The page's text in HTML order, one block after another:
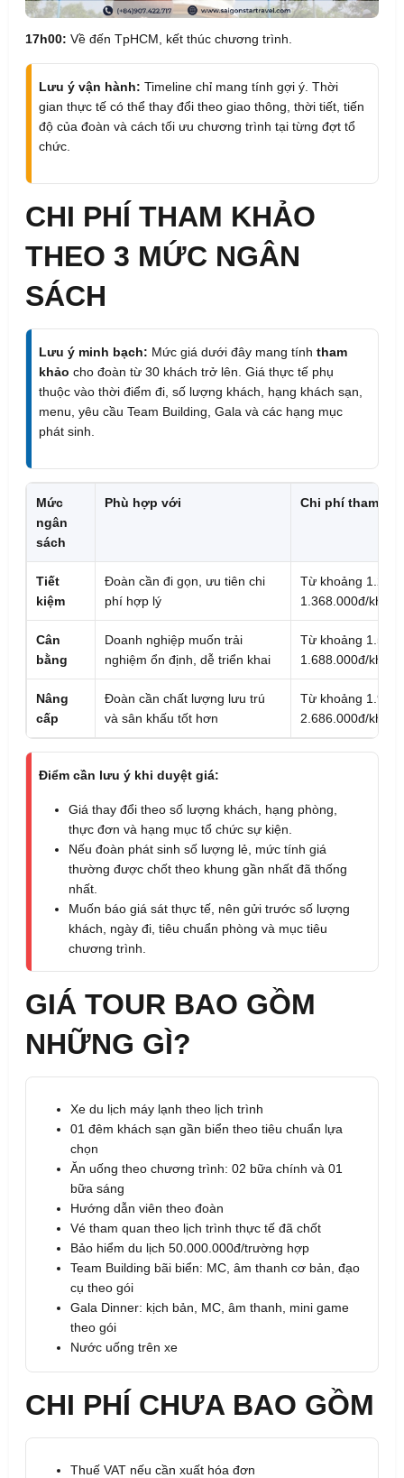
17h00: Về đến TpHCM, kết thúc chương trình.
Lưu ý vận hành: Timeline chỉ mang tính gợi ý. Thời
gian thực tế có thể thay đổi theo giao thông, thời tiết, tiến
độ của đoàn và cách tối ưu chương trình tại từng đợt tổ
chức.
CHI PHÍ THAM KHẢO
THEO 3 MỨC NGÂN
SÁCH
Lưu ý minh bạch: Mức giá dưới đây mang tính tham
khảo cho đoàn từ 30 khách trở lên. Giá thực tế phụ
thuộc vào thời điểm đi, số lượng khách, hạng khách sạn,
menu, yêu cầu Team Building, Gala và các hạng mục
phát sinh.
Mức
ngân
sách
Phù hợp với Chi phí tham
Tiết
kiệm
Đoàn cần đi gọn, ưu tiên chi
phí hợp lý
Từ khoảng
1.368.000đ/khách
Cân
bằng
Doanh nghiệp muốn trải
nghiệm ổn định, dễ triển khai
Từ khoảng
1.688.000đ/khách
Nâng
cấp
Đoàn cần chất lượng lưu trú
và sân khấu tốt hơn
Từ khoảng
2.686.000đ/khách
Điểm cần lưu ý khi duyệt giá:
Giá thay đổi theo số lượng khách, hạng phòng,
thực đơn và hạng mục tổ chức sự kiện.
Nếu đoàn phát sinh số lượng lẻ, mức tính giá
thường được chốt theo khung gần nhất đã thống
nhất.
Muốn báo giá sát thực tế, nên gửi trước số lượng
khách, ngày đi, tiêu chuẩn phòng và mục tiêu
chương trình.
GIÁ TOUR BAO GỒM
NHỮNG GÌ?
Xe du lịch máy lạnh theo lịch trình
01 đêm khách sạn gần biển theo tiêu chuẩn lựa
chọn
Ăn uống theo chương trình: 02 bữa chính và 01
bữa sáng
Hướng dẫn viên theo đoàn
Vé tham quan theo lịch trình thực tế đã chốt
Bảo hiểm du lịch 50.000.000đ/trường hợp
Team Building bãi biển: MC, âm thanh cơ bản, đạo
cụ theo gói
Gala Dinner: kịch bản, MC, âm thanh, mini game
theo gói
Nước uống trên xe
CHI PHÍ CHƯA BAO GỒM
Thuế VAT nếu cần xuất hóa đơn